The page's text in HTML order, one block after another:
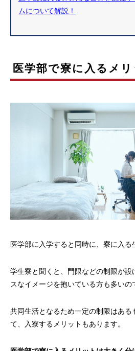
ムについて解説！
医学部で寮に入るメリ
医学部に入学すると同時に、寮に入る
学生寮と聞くと、門限などの制限が設
スなイメージを抱いている方も多いの
共同生活となるため一定の制限はある
て、入寮するメリットもあります。